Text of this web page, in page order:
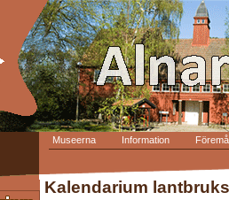
Museerna Information
Kalendarium